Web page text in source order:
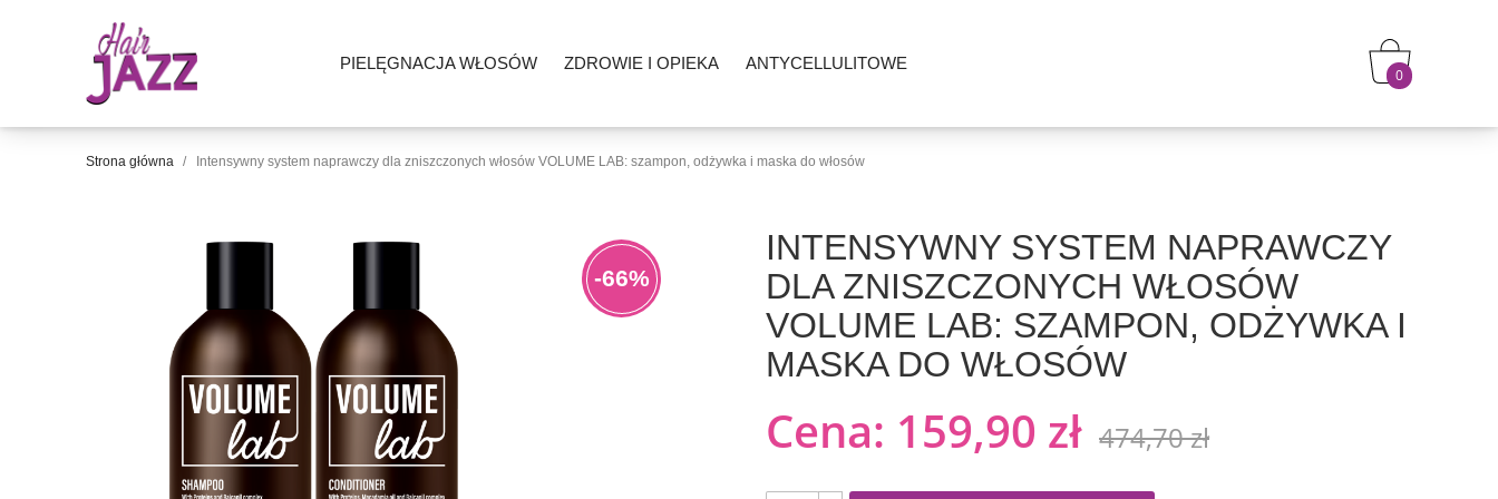
PIELĘGNACJA WŁOSÓW ZDROWIE I OPIEKA ANTYCELLULITOWE
0
Strona główna Intensywny system naprawczy dla zniszczonych włosów VOLUME LAB: szampon, odżywka i maska ​​do włosów
-66%
INTENSYWNY SYSTEM NAPRAWCZY
DLA ZNISZCZONYCH WŁOSÓW
VOLUME LAB: SZAMPON, ODŻYWKA I
MASKA ​​DO WŁOSÓW
Cena: 159,90 zł 474,70 zł